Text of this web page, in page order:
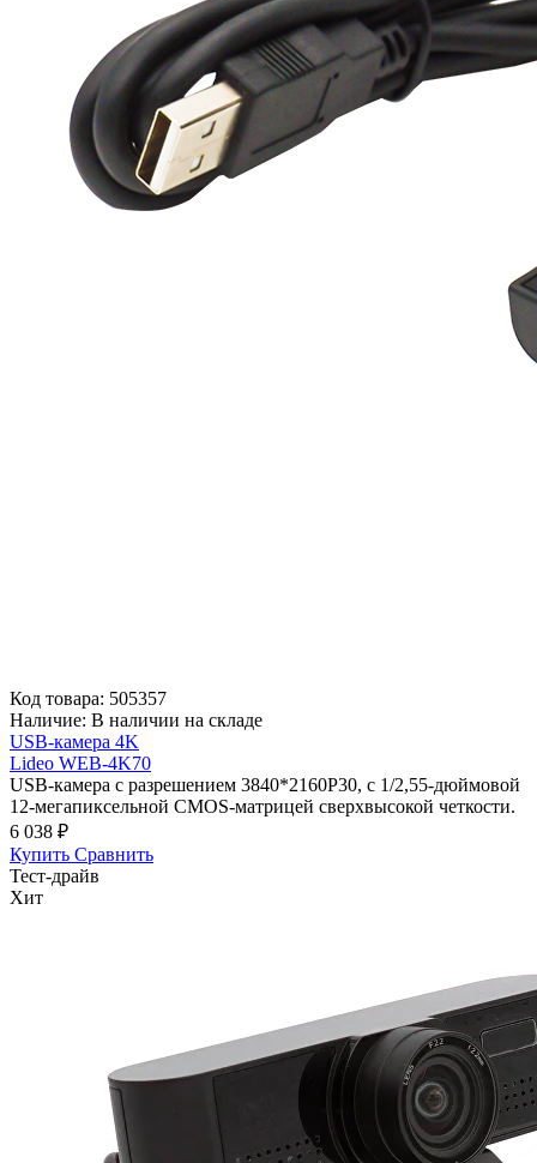
Код товара: 505357
Наличие: В наличии на складе
USB-камера 4K
Lideo WEB-4K70
USB-камера с разрешением 3840*2160P30, с 1/2,55-дюймовой
12-мегапиксельной CMOS-матрицей сверхвысокой четкости.
6 038 ₽
Купить Сравнить
Тест-драйв
Хит